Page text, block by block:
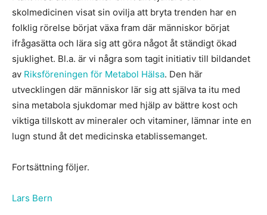
skolmedicinen visat sin ovilja att bryta trenden har en
folklig rörelse börjat växa fram där människor börjat
ifrågasätta och lära sig att göra något åt ständigt ökad
sjuklighet. Bl.a. är vi några som tagit initiativ till bildandet
av Riksföreningen för Metabol Hälsa. Den här
utvecklingen där människor lär sig att själva ta itu med
sina metabola sjukdomar med hjälp av bättre kost och
viktiga tillskott av mineraler och vitaminer, lämnar inte en
lugn stund åt det medicinska etablissemanget.
Fortsättning följer.
Lars Bern